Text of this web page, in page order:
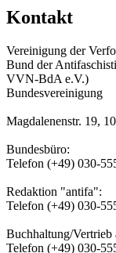
Kontakt
Vereinigung der
Bund der
VVN-BdA e.V.)
Bundesvereinigung
Magdalenenstr. 19,
Bundesbüro:
Telefon (+49) 030-
Redaktion "antifa":
Telefon (+49) 030-
Buchhaltung/Vertrieb
Telefon (+49) 030-